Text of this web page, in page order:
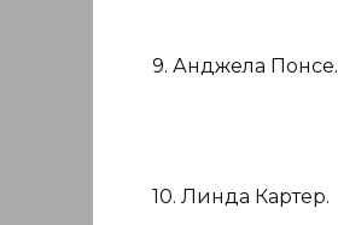
9. Анджела Понсе.
10. Линда Картер.